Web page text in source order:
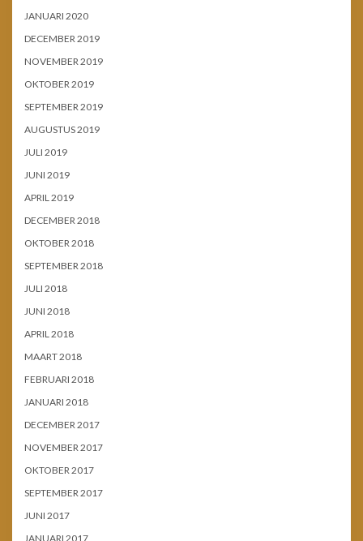
JANUARI 2020
DECEMBER 2019
NOVEMBER 2019
OKTOBER 2019
SEPTEMBER 2019
AUGUSTUS 2019
JULI 2019
JUNI 2019
APRIL 2019
DECEMBER 2018
OKTOBER 2018
SEPTEMBER 2018
JULI 2018
JUNI 2018
APRIL 2018
MAART 2018
FEBRUARI 2018
JANUARI 2018
DECEMBER 2017
NOVEMBER 2017
OKTOBER 2017
SEPTEMBER 2017
JUNI 2017
JANUARI 2017